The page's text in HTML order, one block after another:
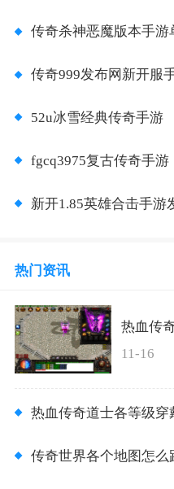
传奇杀神恶魔版本手游
传奇999发布网新开服
52u冰雪经典传奇手游
fgcq3975复古传奇手游
新开1.85英雄合击手游
热门资讯
热血传
11-16
热血传奇道士各等级穿
传奇世界各个地图怎么